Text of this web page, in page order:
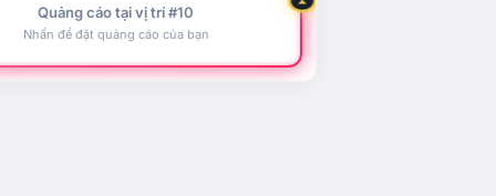
Quảng cáo tại vị trí #10
Nhấn để đặt quảng cáo của bạn